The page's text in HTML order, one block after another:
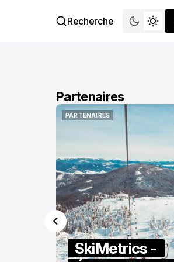
Recherche
Partenaires
PARTENAIRES
SkiMetrics -